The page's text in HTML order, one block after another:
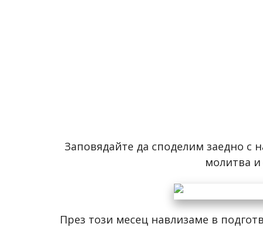
Заповядайте да споделим заедно с
молитва
През този месец навлизаме в